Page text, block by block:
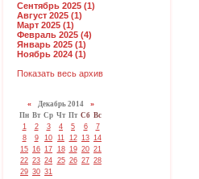
Сентябрь 2025 (1)
Август 2025 (1)
Март 2025 (1)
Февраль 2025 (4)
Январь 2025 (1)
Ноябрь 2024 (1)
Показать весь архив
«Декабрь 2014 »
Пн Вт Ср Чт Пт Сб Вс
1
2 3 4 5 6
7
8
9 10 11 12 13 14
15 16 17 18 19 20 21
22 23 24 25 26 27 28
29 30 31